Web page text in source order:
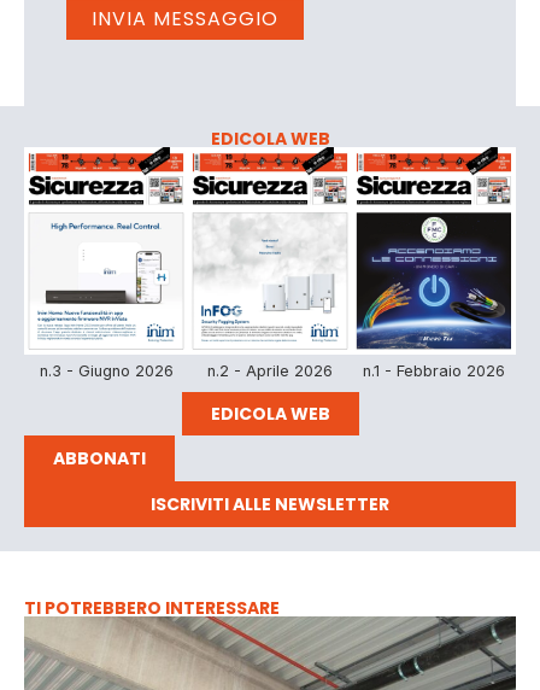
EDICOLA WEB
n.3 - Giugno 2026 n.2 - Aprile 2026 n.1 - Febbraio 2026
EDICOLA WEB
ABBONATI
ISCRIVITI ALLE NEWSLETTER
TI POTREBBERO INTERESSARE